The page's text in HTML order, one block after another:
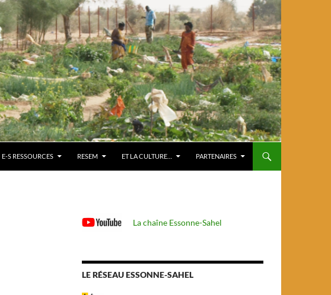
E-S RESSOURCES RESEM ET LA CULTURE… PARTENAIRES
La chaîne Essonne-Sahel
LE RÉSEAU ESSONNE-SAHEL